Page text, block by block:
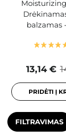
balzamas
13,14 €
PRIDĖTI Į
FILTRAVIMAS